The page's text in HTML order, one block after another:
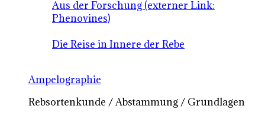
Aus der Forschung (externer Link:
Phenovines)
Die Reise in Innere der Rebe
Ampelographie
Rebsortenkunde / Abstammung / Grundlagen